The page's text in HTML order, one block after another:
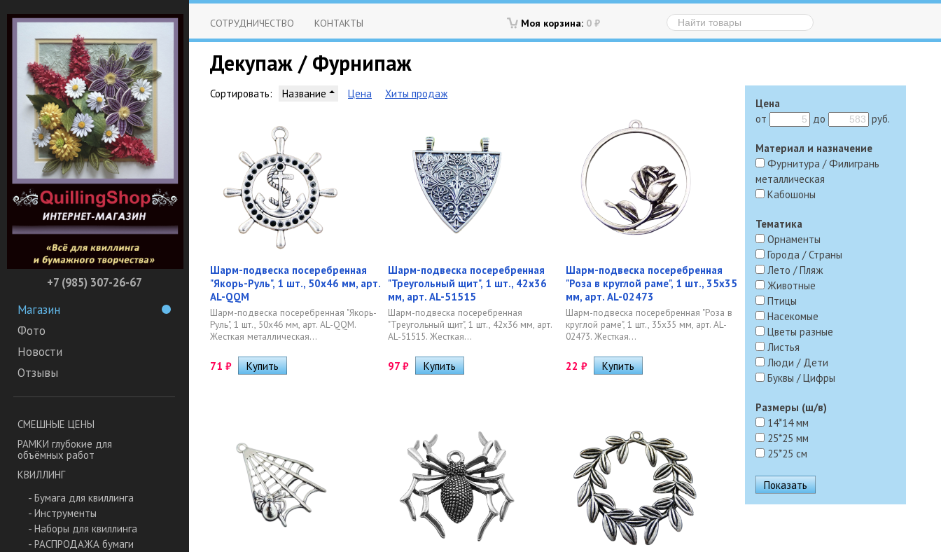
+7 (985) 307-26-67
Магазин
Фото
Новости
Отзывы
СМЕШНЫЕ ЦЕНЫ
РАМКИ глубокие для
объёмных работ
КВИЛЛИНГ
- Бумага для квиллинга
- Инструменты
- Наборы для квиллинга
- РАСПРОДАЖА бумаги
Моя корзина: 0 ₽
СОТРУДНИЧЕСТВО КОНТАКТЫ
Декупаж / Фурнипаж
Цена
от
до руб.
Материал и назначение
Фурнитура / Филигрань
металлическая
Кабошоны
Тематика
Орнаменты
Города / Страны
Лето / Пляж
Животные
Птицы
Насекомые
Цветы разные
Листья
Люди / Дети
Буквы / Цифры
Размеры (ш/в)
14*14 мм
25*25 мм
25*25 см
Сортировать: Название Цена Хиты продаж
Шарм-подвеска посеребренная
"Якорь-Руль", 1 шт., 50х46 мм, арт.
AL-QQM
Шарм-подвеска посеребренная "Якорь-
Руль", 1 шт., 50х46 мм, арт. AL-QQM.
Жесткая металлическая...
71 ₽
Шарм-подвеска посеребренная
"Треугольный щит", 1 шт., 42х36
мм, арт. AL-51515
Шарм-подвеска посеребренная
"Треугольный щит", 1 шт., 42х36 мм, арт.
AL-51515. Жесткая...
97 ₽
Шарм-подвеска посеребренная
"Роза в круглой раме", 1 шт., 35х35
мм, арт. AL-02473
Шарм-подвеска посеребренная "Роза в
круглой раме", 1 шт., 35х35 мм, арт. AL-
02473. Жесткая...
22 ₽